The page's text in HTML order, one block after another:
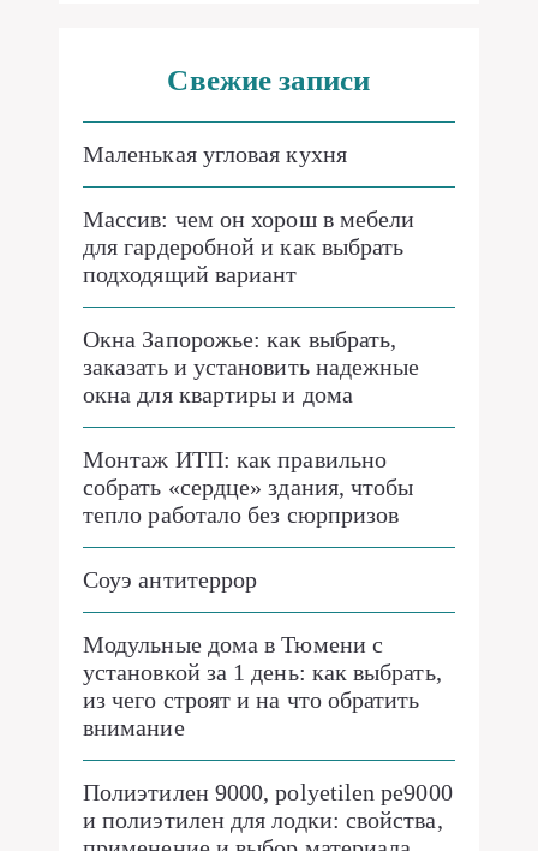
Свежие записи
Маленькая угловая кухня
Массив: чем он хорош в мебели
для гардеробной и как выбрать
подходящий вариант
Окна Запорожье: как выбрать,
заказать и установить надежные
окна для квартиры и дома
Монтаж ИТП: как правильно
собрать «сердце» здания, чтобы
тепло работало без сюрпризов
Соуэ антитеррор
Модульные дома в Тюмени с
установкой за 1 день: как выбрать,
из чего строят и на что обратить
внимание
Полиэтилен 9000, polyetilen pe9000
и полиэтилен для лодки: свойства,